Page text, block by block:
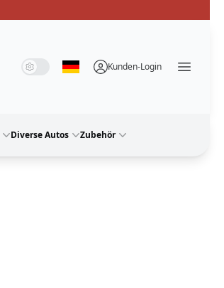
Systemmodus
Lichtmodus
Dunkelmodus
Sprache auswählen
Kunden-Login Menü
Diverse Autos Zubehör